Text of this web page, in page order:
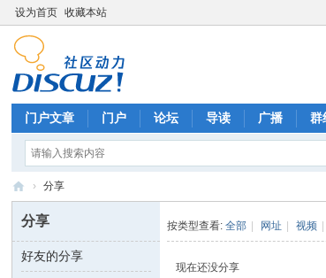
设为首页 收藏本站
门户文章 门户 论坛 导读 广播 群
Di
uz
› 分享
分享
好友的分享
按类型查看:全部 网址 视频
现在还没分享